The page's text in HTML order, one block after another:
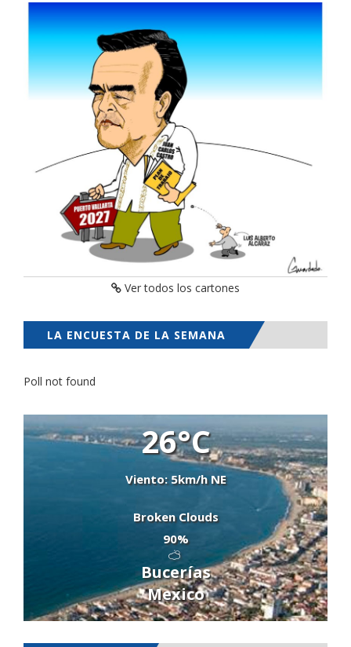
Ver todos los cartones
LA ENCUESTA DE LA SEMANA
Poll not found
26°C
Viento: 5km/h NE
Broken Clouds
90%
Bucerías
Mexico